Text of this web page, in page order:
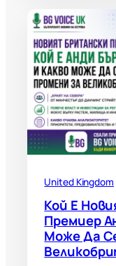
United Kingdom
Кой Е
Премиер
Може Да